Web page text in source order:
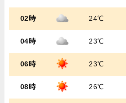
02時 24℃
04時 23℃
06時 23℃
08時 26℃